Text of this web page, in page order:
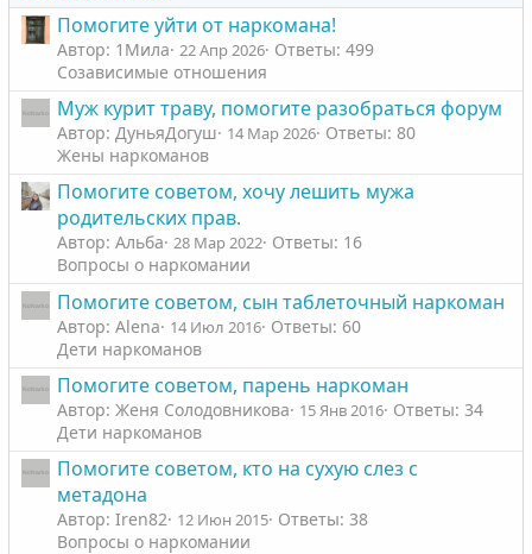
Помогите уйти от наркомана!
Автор: 1Мила 22 Апр 2026 Ответы: 499
Созависимые отношения
Муж курит траву, помогите разобраться форум
Автор: ДуньяДогуш 14 Мар 2026 Ответы: 80
Жены наркоманов
Помогите советом, хочу лешить мужа
родительских прав.
Автор: Альба 28 Мар 2022 Ответы: 16
Вопросы о наркомании
Помогите советом, сын таблеточный наркоман
Автор: Alena 14 Июл 2016 Ответы: 60
Дети наркоманов
Помогите советом, парень наркоман
Автор: Женя Солодовникова 15 Янв 2016 Ответы: 34
Дети наркоманов
Помогите советом, кто на сухую слез с
метадона
Автор: Iren82 12 Июн 2015 Ответы: 38
Вопросы о наркомании